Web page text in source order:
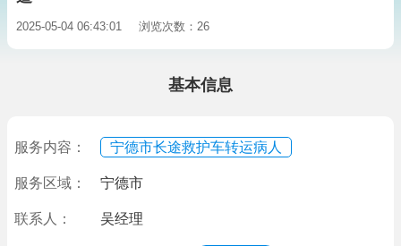
2025-05-04 06:43:01 浏览次数：26
基本信息
服务内容： 宁德市长途救护车转运病人
服务区域： 宁德市
联系人： 吴经理